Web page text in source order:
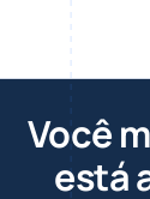
Você
está